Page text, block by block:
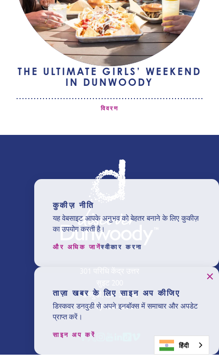
THE ULTIMATE GIRLS’ WEEKEND
IN DUNWOODY
विवरण
301 परिधि केंद्र उत्तर
डनवुडी, GA 30346
(877) 630-2270
कुकीज़ नीति
यह वेबसाइट आपके अनुभव को बेहतर बनाने के लिए कुकीज़
का उपयोग करती है।
और अधिक जानेंस्वीकार करना
ताज़ा खबर के लिए साइन अप कीजिए
डिस्कवर डनवुडी से अपने इनबॉक्स में समाचार और अपडेट
प्राप्त करें।
साइन अप करें
हिंदी